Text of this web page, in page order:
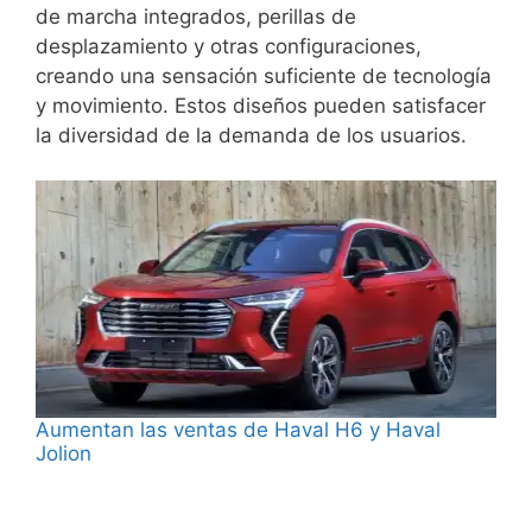
de marcha integrados, perillas de
desplazamiento y otras configuraciones,
creando una sensación suficiente de tecnología
y movimiento. Estos diseños pueden satisfacer
la diversidad de la demanda de los usuarios.
Aumentan las ventas de Haval H6 y Haval
Jolion